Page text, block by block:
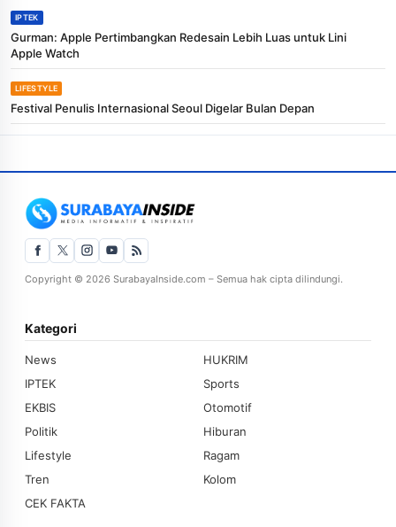
IPTEK
Gurman: Apple Pertimbangkan Redesain Lebih Luas untuk Lini
Apple Watch
LIFESTYLE
Festival Penulis Internasional Seoul Digelar Bulan Depan
Copyright © 2026 SurabayaInside.com – Semua hak cipta dilindungi.
Kategori
News
HUKRIM
IPTEK
Sports
EKBIS
Otomotif
Politik
Hiburan
Lifestyle
Ragam
Tren
Kolom
CEK FAKTA